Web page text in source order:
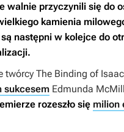
walnie przyczynili się do
kamienia
następni w kolejce do
twórcy The Binding of Isaac
sukcesem Edmunda
rozeszło się milion